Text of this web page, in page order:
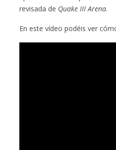
revisada de Quake III Arena.
En este vídeo podéis ver